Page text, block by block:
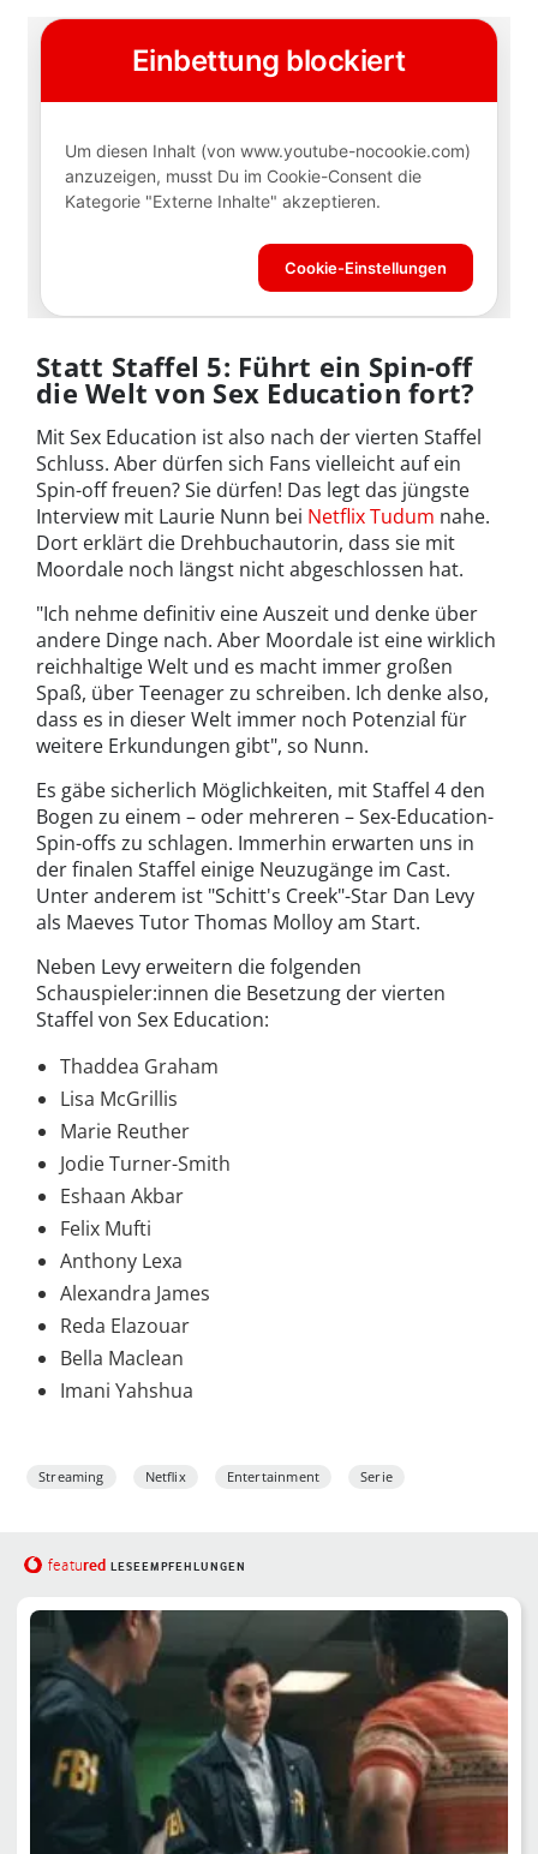
Statt Staffel 5: Führt ein Spin-off
die Welt von Sex Education fort?
Mit Sex Education ist also nach der vierten Staffel
Schluss. Aber dürfen sich Fans vielleicht auf ein
Spin-off freuen? Sie dürfen! Das legt das jüngste
Interview mit Laurie Nunn bei Netflix Tudum nahe.
Dort erklärt die Drehbuchautorin, dass sie mit
Moordale noch längst nicht abgeschlossen hat.
"Ich nehme definitiv eine Auszeit und denke über
andere Dinge nach. Aber Moordale ist eine wirklich
reichhaltige Welt und es macht immer großen
Spaß, über Teenager zu schreiben. Ich denke also,
dass es in dieser Welt immer noch Potenzial für
weitere Erkundungen gibt", so Nunn.
Es gäbe sicherlich Möglichkeiten, mit Staffel 4 den
Bogen zu einem – oder mehreren – Sex-Education-
Spin-offs zu schlagen. Immerhin erwarten uns in
der finalen Staffel einige Neuzugänge im Cast.
Unter anderem ist "Schitt's Creek"-Star Dan Levy
als Maeves Tutor Thomas Molloy am Start.
Neben Levy erweitern die folgenden
Schauspieler:innen die Besetzung der vierten
Staffel von Sex Education:
Thaddea Graham
Lisa McGrillis
Marie Reuther
Jodie Turner-Smith
Eshaan Akbar
Felix Mufti
Anthony Lexa
Alexandra James
Reda Elazouar
Bella Maclean
Imani Yahshua
Streaming Netflix Entertainment Serie
featured LESEEMPFEHLUNGEN